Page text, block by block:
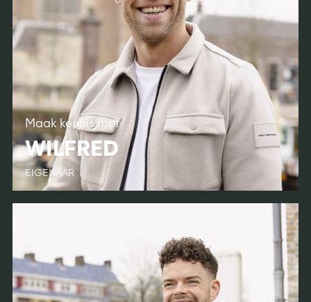
Maak kennis met
WILFRED
EIGENAAR